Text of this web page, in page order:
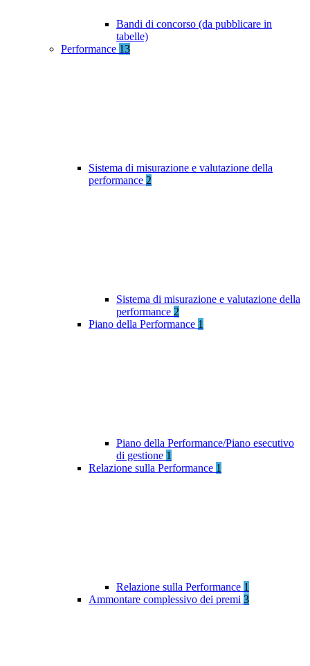
Bandi di concorso (da pubblicare in
tabelle)
Performance 13
Sistema di misurazione e valutazione della
performance 2
Sistema di misurazione e valutazione della
performance 2
Piano della Performance 1
Piano della Performance/Piano esecutivo
di gestione 1
Relazione sulla Performance 1
Relazione sulla Performance 1
Ammontare complessivo dei premi 3